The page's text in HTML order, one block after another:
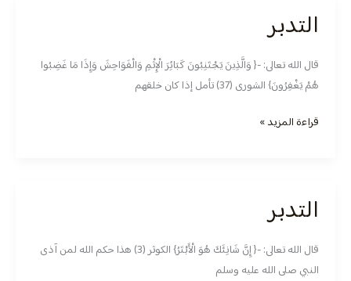
التدبر
قال الله تعالى: -{ وَالَّذِينَ يَجْتَنِبُونَ كَبَائِرَ الْإِثْمِ وَالْفَوَاحِشَ وَإِذَا مَا غَضِبُوا
هُمْ يَغْفِرُونَ} الشورى (37) تأمل إذا كان خلقهم
التدبر
قراءة المزيد »
التدبر
قال الله تعالى: -{ ‏إِنَّ شَانِئَكَ هُوَ الْأَبْتَرُ} الكوثر (3) هذا حكم الله لمن آذى
النبي صلى الله عليه وسلم
التدبر